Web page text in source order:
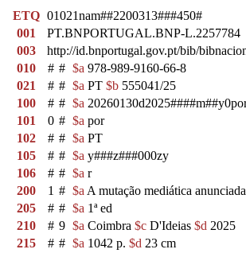
ETQ 01021nam##2200313###450#
001
PT.BNPORTUGAL.BNP-L.2257784
003
http://id.bnportugal.gov.pt/bib/
010
# # $a 978-989-9160-66-8
021
# # $a PT $b 555041/25
100
# # $a
101
0 # $a por
102
# # $a PT
105
# # $a y###z###000zy
106
# # $a r
200
1 # $a A mutação mediática anunciada
205
# # $a 1ª ed
210
# 9 $a Coimbra $c D'Ideias $d 2025
215
# # $a 1042 p. $d 23 cm